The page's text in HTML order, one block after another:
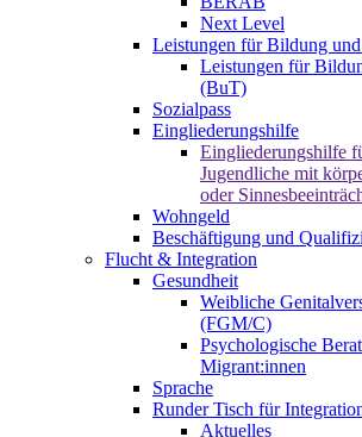
Next Level
Leistungen für Bildung
Leistungen für
(BuT)
Sozialpass
Eingliederungshilfe
Eingliederungshilfe
Jugendliche mit
oder
Wohngeld
Beschäftigung und
Flucht & Integration
Gesundheit
Weibliche
(FGM/C)
Psychologische
Migrant:innen
Sprache
Runder Tisch für
Aktuelles